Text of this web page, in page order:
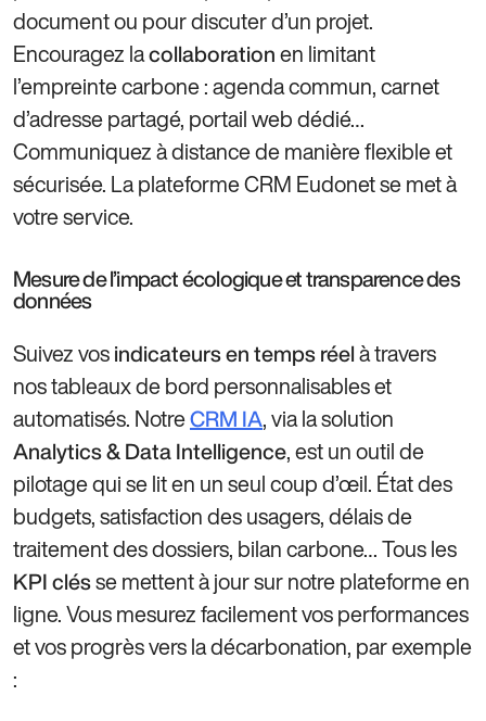
document ou pour discuter d’un projet.
Encouragez lacollaboration en limitant
l’empreinte carbone : agenda commun, carnet
d’adresse partagé, portail web dédié…
Communiquez à distance de manière flexible et
sécurisée. La plateforme CRM Eudonet se met à
votre service.
Mesure de l’impact écologique et transparence des
données
Suivez vos indicateurs en temps réel à travers
nos tableaux de bord personnalisables et
automatisés. NotreCRM IA, via la solution
Analytics & Data Intelligence, est un outil de
pilotage qui se lit en un seul coup d’œil. État des
budgets, satisfaction des usagers, délais de
traitement des dossiers, bilan carbone… Tous les
KPI clésse mettent à jour sur notre plateforme en
ligne. Vous mesurez facilement vos performances
et vos progrès vers la décarbonation, par exemple
: